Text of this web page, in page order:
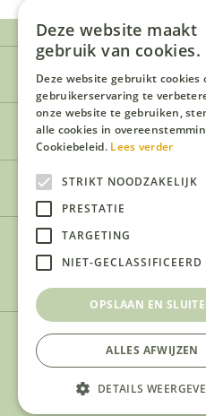
Over ons
Openingstijden
Contact
Privacyverklaring|Algemene
Tuincentrum Natuurlijk
Deze website maakt
gebruik van cookies.
Deze website gebruikt cookies
gebruikerservaring te
onze website te gebruiken,
alle cookies in
Cookiebeleid. Lees verder
STRIKT NOODZAKELIJK
PRESTATIE
TARGETING
NIET-GECLASSIFICEERD
OPSLAAN EN
ALLES AFWIJZEN
DETAILS